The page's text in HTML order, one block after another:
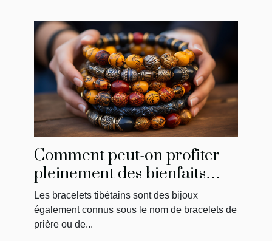
Comment peut-on profiter
pleinement des bienfaits
d’un bracelet tibétain ?
Les bracelets tibétains sont des bijoux
également connus sous le nom de bracelets de
prière ou de...